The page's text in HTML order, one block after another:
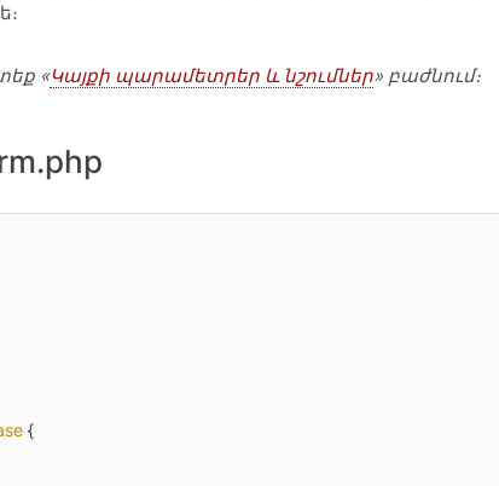
«Կայքի պարամետրեր և նշումներ» բաժնում։
{